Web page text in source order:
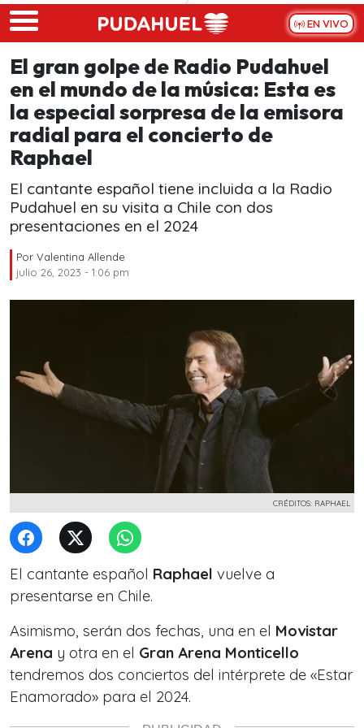
Skip to main content
EN VIVO
El gran golpe de Radio Pudahuel
en el mundo de la música: Esta es
la especial sorpresa de la emisora
radial para el concierto de
Raphael
El cantante español tiene incluida a la Radio
Pudahuel en su visita a Chile con dos
presentaciones en el 2024
Por Valentina Allende
julio 26, 2023 - 1:06 pm
CRÉDITOS: RAPHAEL
El cantante español Raphael vuelve a
presentarse en Chile.
Asimismo, serán dos fechas, una en el Movistar
Arena y otra en el Gran Arena Monticello
tendremos dos conciertos del intérprete de «Estar
Enamorado» para el 2024.